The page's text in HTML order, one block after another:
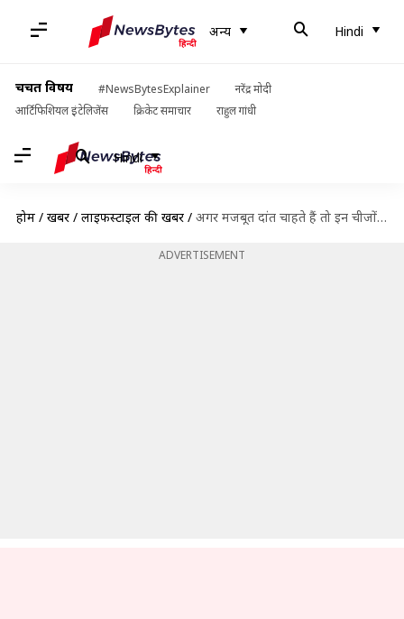
अन्य Hindi
चर्चित विषय #NewsBytesExplainer
नरेंद्र मोदी
आर्टिफिशियल इंटेलिजेंस
क्रिकेट समाचार राहुल गांधी
Hindi
होम / खबरें / लाइफस्टाइल की खबरें / अगर मजबूत दांत चाहते हैं तो इन चीजों का करें सेवन और इनसे करें परहेज
ADVERTISEMENT